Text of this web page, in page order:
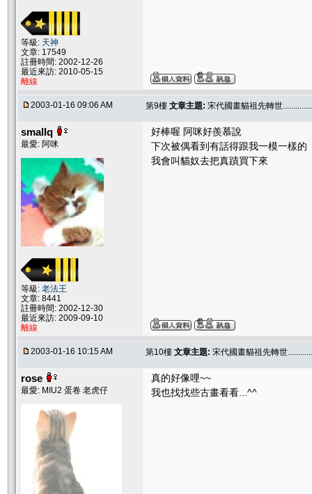
等級: 天神
文章: 17549
註冊時間: 2002-12-26
最近來訪: 2010-05-15
離線
2003-01-16 09:06 AM 第9樓 文章主題: 宋代國畫貓祖先轉世
smallq
最愛: 阿咪
等級: 老法王
文章: 8441
註冊時間: 2002-12-30
最近來訪: 2009-09-10
離線
好棒喔 阿咪好羨慕說
下次被偶看到有話得跟我一模一樣的
我會叫貓奴去把真蹟買下來
2003-01-16 10:15 AM 第10樓 文章主題: 宋代國畫貓祖先轉世
rose
最愛: MIU2 蛋卷 老虎仔
真的好像哩~~
我也找找些古畫看看...^^